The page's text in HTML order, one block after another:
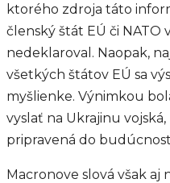
ktorého zdroja táto
členský štát EÚ či
nedeklaroval. Naopak,
všetkých štátov EÚ sa
myšlienke. Výnimkou
vyslať na Ukrajinu
pripravená do
Macronove slová však